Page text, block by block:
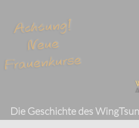
Die Geschichte des WingTsun